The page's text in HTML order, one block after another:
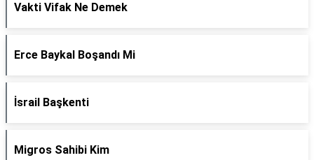
Vakti Vifak Ne Demek
Erce Baykal Boşandı Mi
İsrail Başkenti
Migros Sahibi Kim